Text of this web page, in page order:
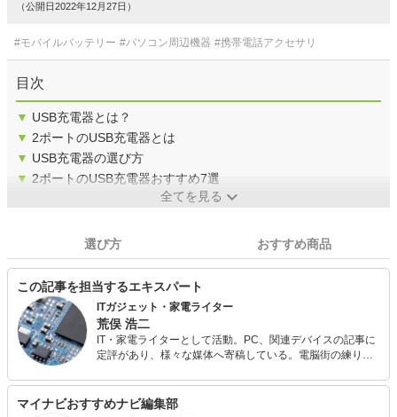
（公開日2022年12月27日）
#モバイルバッテリー #パソコン周辺機器 #携帯電話アクセサリ
目次
▼ USB充電器とは？
▼ 2ポートのUSB充電器とは
▼ USB充電器の選び方
▼ 2ポートのUSB充電器おすすめ7選
全てを見る
選び方 おすすめ商品
この記事を担当するエキスパート
ITガジェット・家電ライター
荒俣 浩二
IT・家電ライターとして活動。PC、関連デバイスの記事に
定評があり、様々な媒体へ寄稿している。電脳街の練り歩
るのも大好きなので、新しいものが出るとすぐに飛びつい
てしまう傾向が強い。
マイナビおすすめナビ編集部